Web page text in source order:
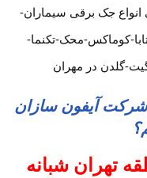
انواع جک برقی سیماران-
تابا-کوماکس-محک-تکنما-
گلدن در مهران
شرکت آیفون سازان
تهران شبانه